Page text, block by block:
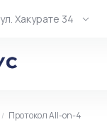
ул. Хакурате 34
Протокол All-on-4